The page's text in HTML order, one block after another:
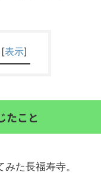
[表示]
たこと
た長福寿寺。